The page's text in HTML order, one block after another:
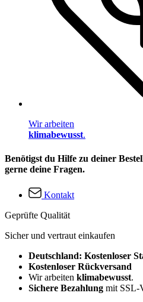
Wir arbeiten
klimabewusst.
Benötigst du Hilfe zu deiner
gerne deine Fragen.
Kontakt
Geprüfte Qualität
Sicher und vertraut einkaufen
Deutschland: Kostenloser
Kostenloser Rückversand
Wir arbeiten klimabewusst.
Sichere Bezahlung mit SSL-